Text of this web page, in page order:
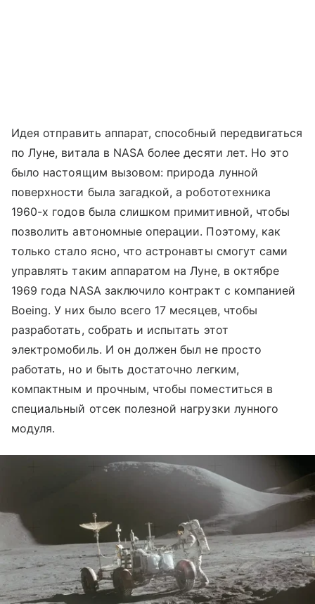
Идея отправить аппарат, способный передвигаться
по Луне, витала в NASA более десяти лет. Но это
было настоящим вызовом: природа лунной
поверхности была загадкой, а робототехника
1960-х годов была слишком примитивной, чтобы
позволить автономные операции. Поэтому, как
только стало ясно, что астронавты смогут сами
управлять таким аппаратом на Луне, в октябре
1969 года NASA заключило контракт с компанией
Boeing. У них было всего 17 месяцев, чтобы
разработать, собрать и испытать этот
электромобиль. И он должен был не просто
работать, но и быть достаточно легким,
компактным и прочным, чтобы поместиться в
специальный отсек полезной нагрузки лунного
модуля.